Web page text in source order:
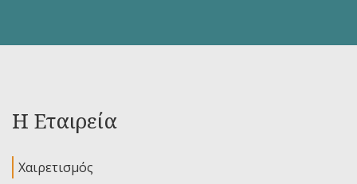
Η Εταιρεία
Χαιρετισμός